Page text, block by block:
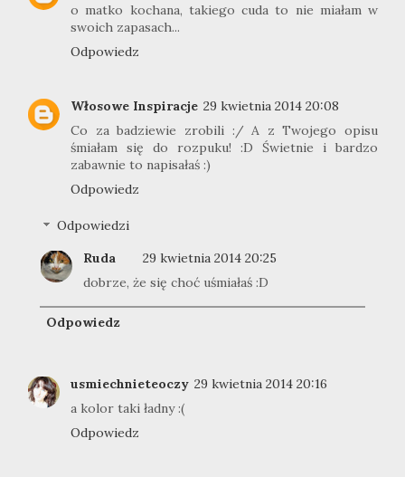
o matko kochana, takiego cuda to nie miałam w
swoich zapasach...
Odpowiedz
Włosowe Inspiracje 29 kwietnia 2014 20:08
Co za badziewie zrobili :/ A z Twojego opisu
śmiałam się do rozpuku! :D Świetnie i bardzo
zabawnie to napisałaś :)
Odpowiedz
Odpowiedzi
Ruda
29 kwietnia 2014 20:25
dobrze, że się choć uśmiałaś :D
Odpowiedz
usmiechnieteoczy 29 kwietnia 2014 20:16
a kolor taki ładny :(
Odpowiedz